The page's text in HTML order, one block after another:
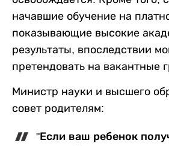
начавшие обучение на
показывающие высокие
результаты, впоследствии
претендовать на вакантные
Министр науки и высшего
совет родителям:
"Если ваш ребенок